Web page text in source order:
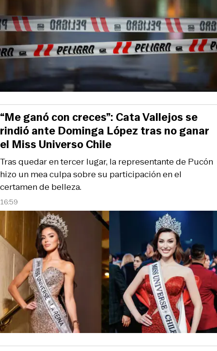
16:59
Tras quedar en tercer lugar, la representante de Pucón
hizo un mea culpa sobre su participación en el
certamen de belleza.
“Me ganó con creces”: Cata Vallejos se
rindió ante Dominga López tras no ganar
el Miss Universo Chile